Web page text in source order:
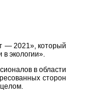
— 2021», который
экологии».
в области
сторон